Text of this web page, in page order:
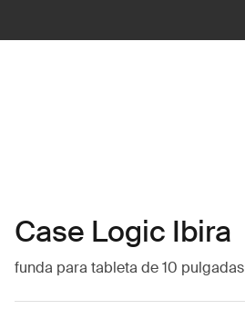
Case Logic Ibira
funda para tableta de 10 pulgadas